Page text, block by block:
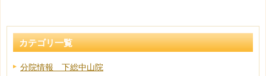
カテゴリ一覧
分院情報 下総中山院